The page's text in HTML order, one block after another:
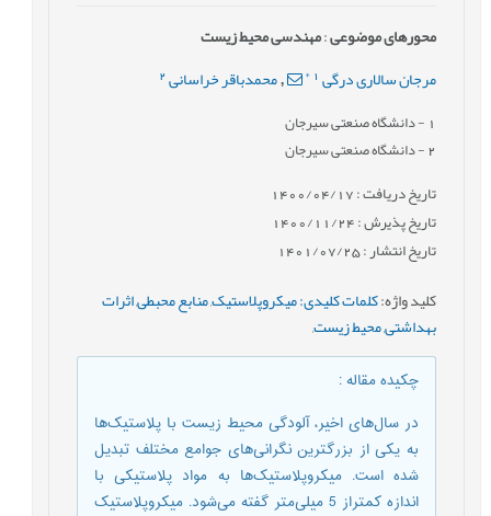
محورهای موضوعی:مهندسی محیط زیست
مرجان سالاری درگی *
,محمدباقر خراسانی 2
- دانشگاه صنعتی سیرجان
2- دانشگاه صنعتی سیرجان
تاریخ دریافت : 1400/04/17
تاریخ پذیرش : 1400/11/24
تاریخ انتشار : 1401/07/25
کلید واژه:کلمات کلیدی: میکروپلاستیک,منابع محبطی,اثرات
بهداشتی,محیط زیست,
چکیده مقاله:
در سال‌های اخیر، آلودگی محیط‌ زیست با پلاستیک‌ها
به یکی از بزرگترین نگرانی‌های جوامع مختلف تبدیل
شده است. میکروپلاستیک‌ها به مواد پلاستیکی با
اندازه کمتراز 5 میلی‌متر گفته می‌شود. میکروپلاستیک